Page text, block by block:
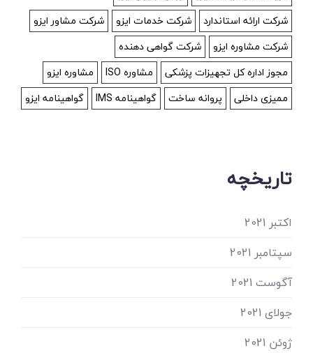
شرکت ارائه استاندارد
شرکت خدمات ایزو
شرکت مشاور ایزو
شرکت مشاوره ایزو
شرکت گواهی دهنده
مجوز اداره کل تجهیزات پزشکی
مشاوره ISO
مشاوره ایزو
ممیزی داخلی
پروانه ساخت گواهینامه IMS گواهینامه ایزو
تاریخچه
اکتبر 2021
سپتامبر 2021
آگوست 2021
جولای 2021
ژوئن 2021